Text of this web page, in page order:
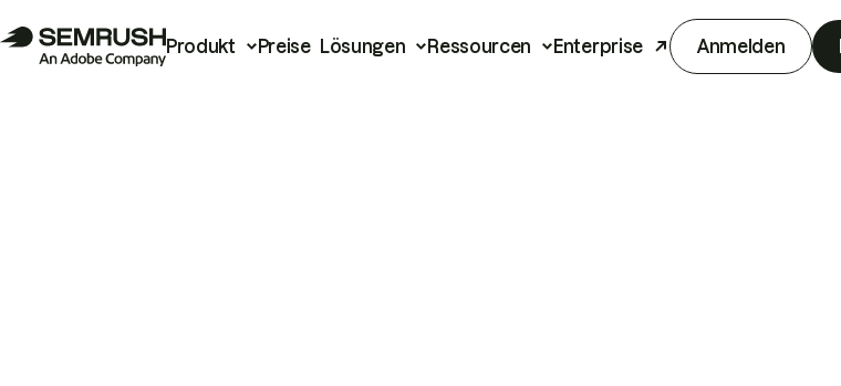
Produkt Preise Lösungen Ressourcen Enterprise Anmelden